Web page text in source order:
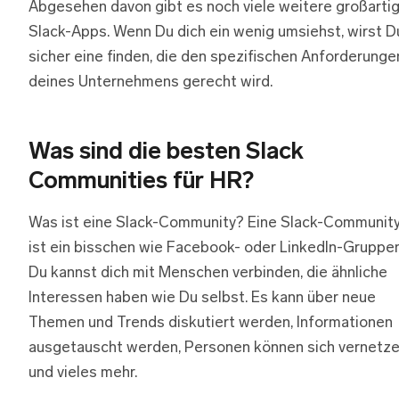
Abgesehen davon gibt es noch viele weitere
Slack-Apps. Wenn Du dich ein wenig umsiehst, wirst
sicher eine finden, die den spezifischen
deines Unternehmens gerecht wird.
Was sind die besten Slack
Communities für HR?
Was ist eine Slack-Community? Eine Slack-
ist ein bisschen wie Facebook- oder LinkedIn-
Du kannst dich mit Menschen verbinden, die ähnliche
Interessen haben wie Du selbst. Es kann über neue
Themen und Trends diskutiert werden, Informationen
ausgetauscht werden, Personen können sich
und vieles mehr.